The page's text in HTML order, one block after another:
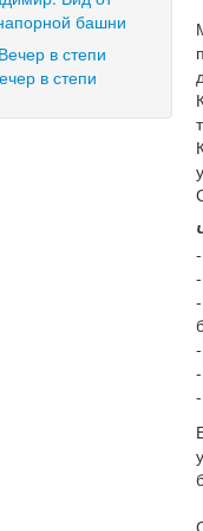
башни
в степи